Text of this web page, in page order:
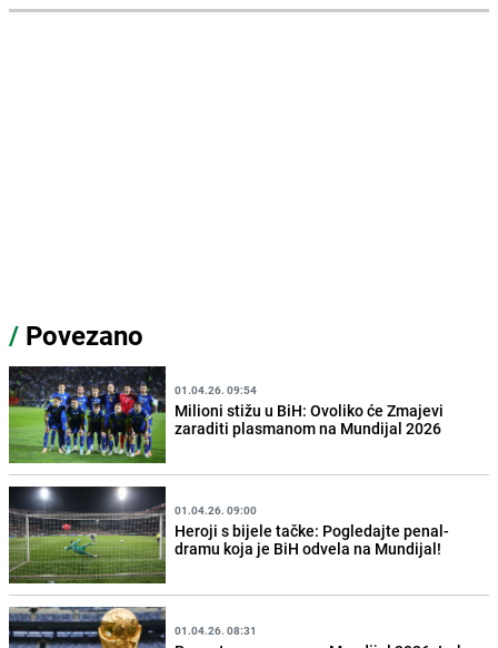
/ Povezano
01.04.26. 09:54
Milioni stižu u BiH: Ovoliko će Zmajevi
zaraditi plasmanom na Mundijal 2026
01.04.26. 09:00
Heroji s bijele tačke: Pogledajte penal-
dramu koja je BiH odvela na Mundijal!
01.04.26. 08:31